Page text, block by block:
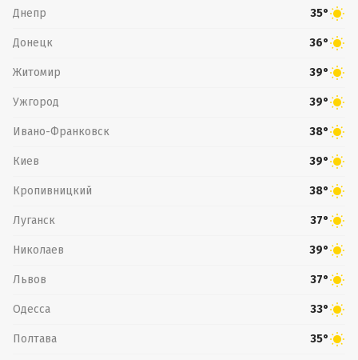
Днепр 35°
Донецк 36°
Житомир 39°
Ужгород 39°
Ивано-Франковск 38°
Киев 39°
Кропивницкий 38°
Луганск 37°
Николаев 39°
Львов 37°
Одесса 33°
Полтава 35°